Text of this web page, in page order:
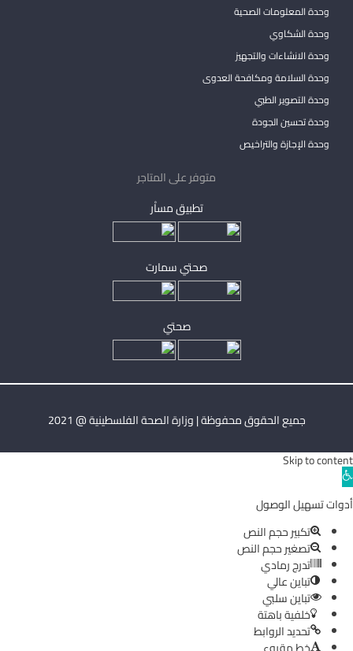
وحدة المعلومات الصحية
وحدة الشكاوي
وحدة الانشاءات والتجهيز
وحدة السلامة ومكافحة العدوى
وحدة التصوير الطبي
وحدة تحسين الجودة
وحدة الإجازة والتراخيص
متوفر على المتاجر
تطبيق مساْر
صحتي سمارت
صحتي
جميع الحقوق محفوظة | وزارة الصحة الفلسطينية @ 2021
Skip to content
Open
toolbar
أدوات تسهيل الوصول
تكبير حجم النص
تصغير حجم النص
تدرج رمادي
تباين عالي
تباين سلبي
خلفية باهتة
تحديد الروابط